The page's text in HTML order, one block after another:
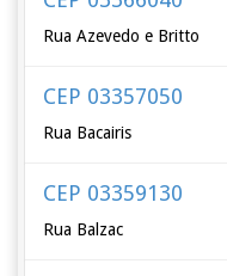
Rua Azevedo e Britto
CEP 03357050
Rua Bacairis
CEP 03359130
Rua Balzac